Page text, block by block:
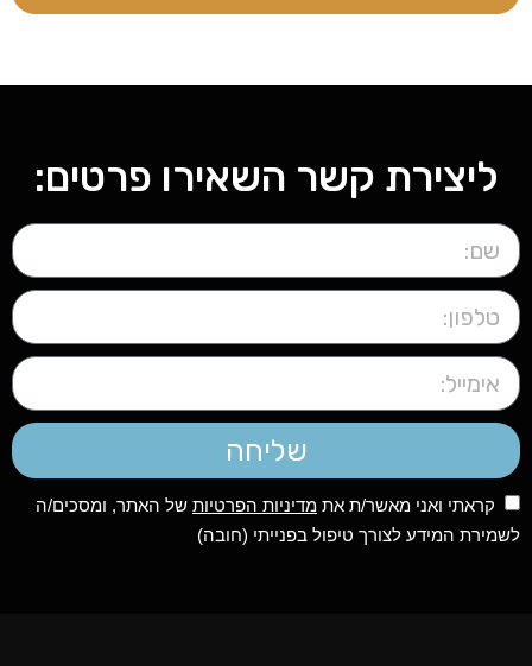
ליצירת קשר השאירו פרטים:
שליחה
קראתי ואני מאשר/ת את מדיניות הפרטיות של האתר, ומסכים/ה
לשמירת המידע לצורך טיפול בפנייתי (חובה)